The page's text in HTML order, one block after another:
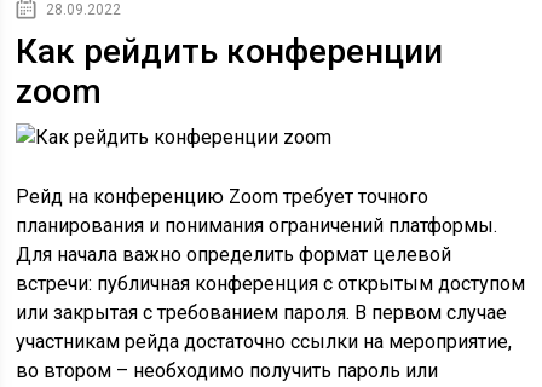
28.09.2022
Как рейдить конференции
zoom
Рейд на конференцию Zoom требует точного
планирования и понимания ограничений платформы.
Для начала важно определить формат целевой
встречи: публичная конференция с открытым доступом
или закрытая с требованием пароля. В первом случае
участникам рейда достаточно ссылки на мероприятие,
во втором – необходимо получить пароль или